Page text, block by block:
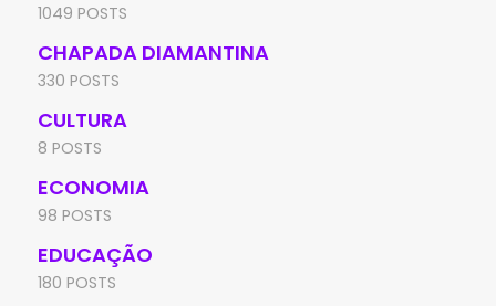
1049 POSTS
CHAPADA DIAMANTINA
330 POSTS
CULTURA
8 POSTS
ECONOMIA
98 POSTS
EDUCAÇÃO
180 POSTS